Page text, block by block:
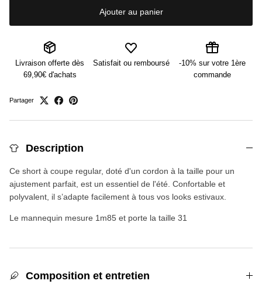
Ajouter au panier
Livraison offerte dès
69,90€ d'achats
Satisfait ou remboursé
-10% sur votre 1ère
commande
Partager
Description
Ce short à coupe regular, doté d'un cordon à la taille pour un
ajustement parfait, est un essentiel de l'été. Confortable et
polyvalent, il s’adapte facilement à tous vos looks estivaux.
Le mannequin mesure 1m85 et porte la taille 31
Composition et entretien